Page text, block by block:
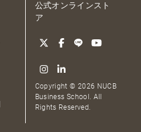
公式オンラインスト
ア
Copyright © 2026 NUCB
Business School. All
Rights Reserved.